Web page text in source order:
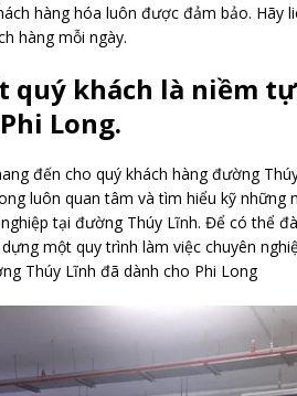
hàng hóa luôn được đảm bảo. Hãy
hàng mỗi ngày.
quý khách là niềm
Long.
đến cho quý khách hàng đường
luôn quan tâm và tìm hiểu kỹ những
tại đường Thúy Lĩnh. Để có thể
một quy trình làm việc chuyên
Thúy Lĩnh đã dành cho Phi Long